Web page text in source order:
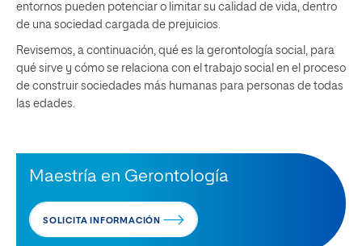
entornos pueden potenciar o limitar su calidad de vida, dentro
de una sociedad cargada de prejuicios.
Revisemos, a continuación, qué es la gerontología social, para
qué sirve y cómo se relaciona con el trabajo social en el proceso
de construir sociedades más humanas para personas de todas
las edades.
Maestría en Gerontología
SOLICITA INFORMACIÓN